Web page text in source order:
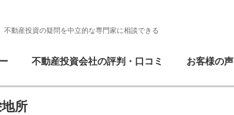
不動産投資の疑問を中立的な専門家に相談できる
不動産投資会社の評判・口コミ お客様の声
所